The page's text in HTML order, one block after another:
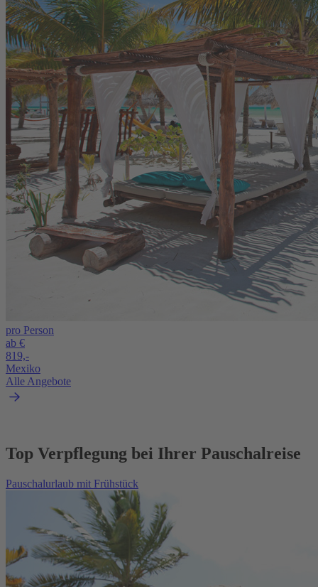
pro Person
ab €
819,-
Mexiko
Alle Angebote
Top Verpflegung bei Ihrer Pauschalreise
Pauschalurlaub mit Frühstück